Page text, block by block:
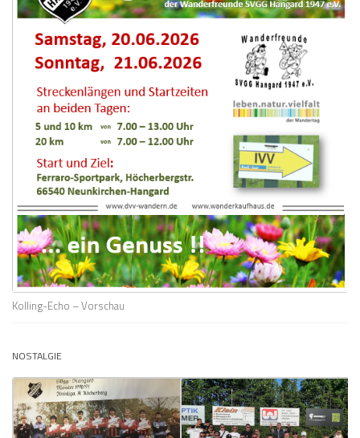
Kolling-Echo – Vorschau
NOSTALGIE